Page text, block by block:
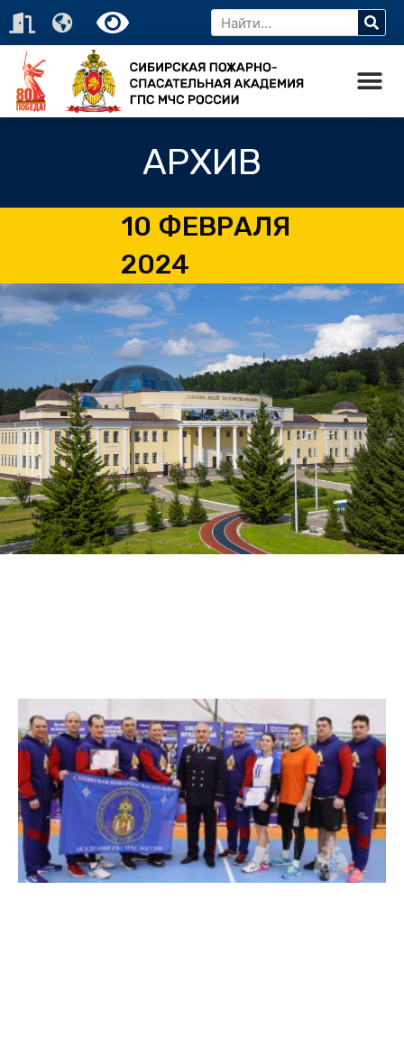
АРХИВ
10 ФЕВРАЛЯ
2024